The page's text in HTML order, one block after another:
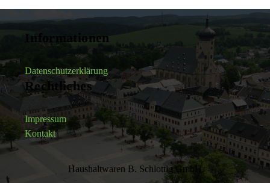
Informationen
Datenschutzerklärung
Rechtliches
Impressum
Kontakt
Haushaltwaren B. Schlottig GmbH